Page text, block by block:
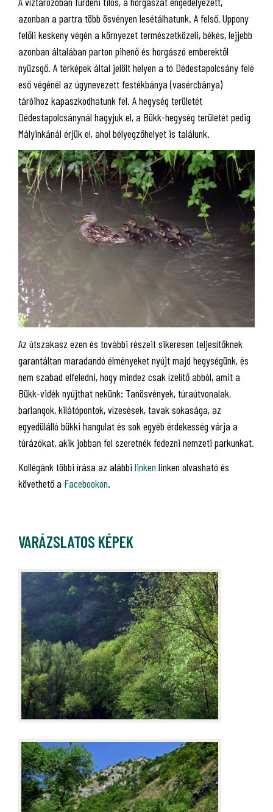
azonban a partra több ösvényen lesétálhatunk. A felső, Uppony
felőli keskeny végén a környezet természetközeli, békés, lejjebb
azonban általában parton pihenő és horgászó emberektől
nyüzsgő. A térképek által jelölt helyen a tó Dédestapolcsány felé
eső végénél az úgynevezett festékbánya (vasércbánya)
táróihoz kapaszkodhatunk fel. A hegység területét
Dédestapolcsánynál hagyjuk el, a Bükk-hegység területét pedig
Mályinkánál érjük el, ahol bélyegzőhelyet is találunk.
Az útszakasz ezen és további részeit sikeresen teljesítőknek
garantáltan maradandó élményeket nyújt majd hegységünk, és
nem szabad elfeledni, hogy mindez csak ízelítő abból, amit a
Bükk-vidék nyújthat nekünk: Tanösvények, túraútvonalak,
barlangok, kilátópontok, vízesések, tavak sokasága, az
egyedülálló bükki hangulat és sok egyéb érdekesség várja a
túrázókat, akik jobban fel szeretnék fedezni nemzeti parkunkat.
Kollégánk többi írása az alábbi linken linken olvasható és
követhető a Facebookon.
VARÁZSLATOS KÉPEK